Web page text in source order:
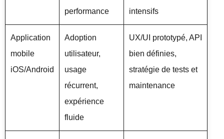
performance
intensifs
Application
mobile
iOS/Android
Adoption
utilisateur,
usage
récurrent,
expérience
fluide
UX/UI prototypé, API
bien définies,
stratégie de tests et
maintenance